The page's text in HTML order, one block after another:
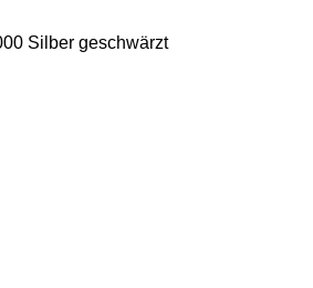
Silber geschwärzt